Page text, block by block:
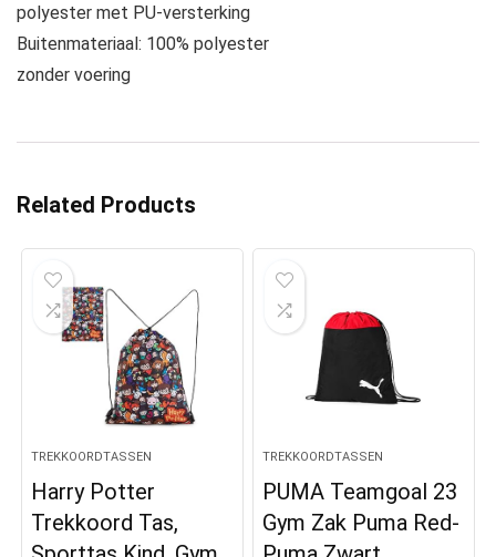
polyester met PU-versterking
Buitenmateriaal: 100% polyester
zonder voering
Related Products
TREKKOORDTASSEN
Harry Potter
Trekkoord Tas,
TREKKOORDTASSEN
PUMA Teamgoal 23
Gym Zak Puma Red-